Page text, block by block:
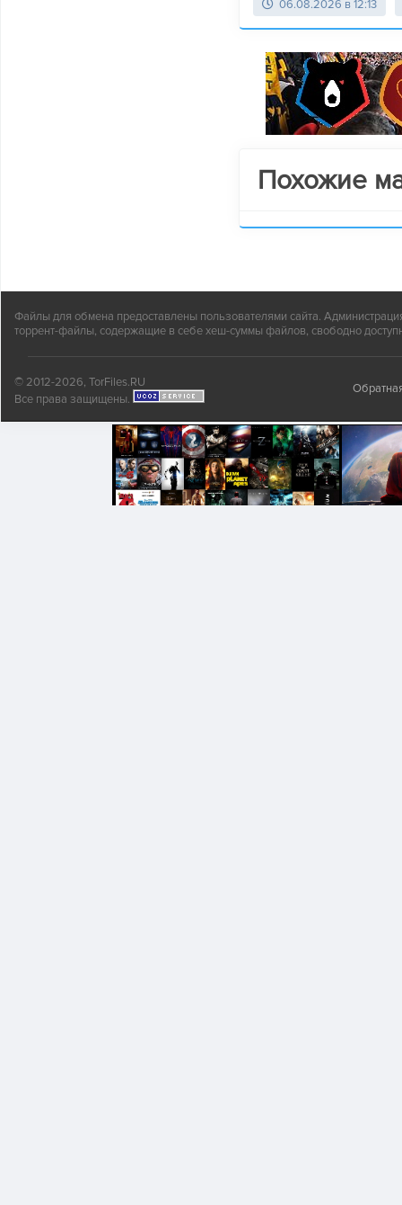
06.08.2026 в 12:13
Похожие
Файлы для обмена предоставлены пользователями сайта.
торрент-файлы, содержащие в себе хеш-суммы файлов, свободно
© 2012-2026, TorFiles.RU
Все права защищены.